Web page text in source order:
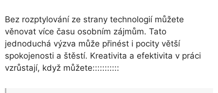
Bez rozptylování ze strany technologií můžete
věnovat více času osobním zájmům. Tato
jednoduchá výzva může přinést i pocity větší
spokojenosti a štěstí. Kreativita a efektivita v práci
vzrůstají, když můžete:::::::::::